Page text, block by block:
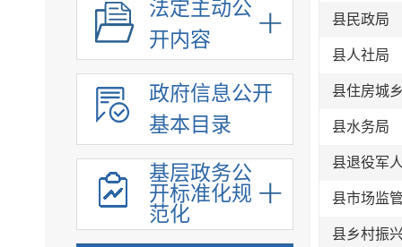
法定主动公
开内容
政府信息公开
基本目录
基层政务公
开标准化规
范化
县民政局
县人社局
县住房城
县水务局
县退役军
县市场监
县乡村振